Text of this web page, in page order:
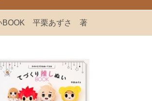
BOOK 平栗あずさ 著